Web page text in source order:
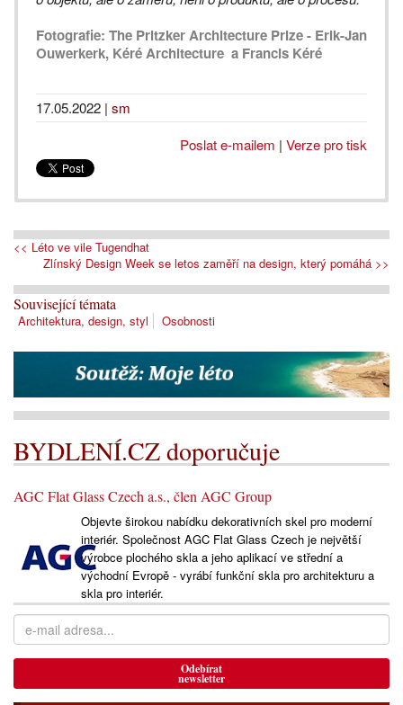
Fotografie: The Pritzker Architecture Prize - Erik-Jan
Ouwerkerk, Kéré Architecture a Francis Kéré
17.05.2022 | sm
Poslat e-mailem | Verze pro tisk
<< Léto ve vile Tugendhat
Zlínský Design Week se letos zaměří na design, který pomáhá >>
Související témata
Architektura, design, styl Osobnosti
BYDLENÍ.CZ doporučuje
AGC Flat Glass Czech a.s., člen AGC Group
Objevte širokou nabídku dekorativních skel pro moderní
interiér. Společnost AGC Flat Glass Czech je největší
výrobce plochého skla a jeho aplikací ve střední a
východní Evropě - vyrábí funkční skla pro architekturu a
skla pro interiér.
Odebírat
newsletter